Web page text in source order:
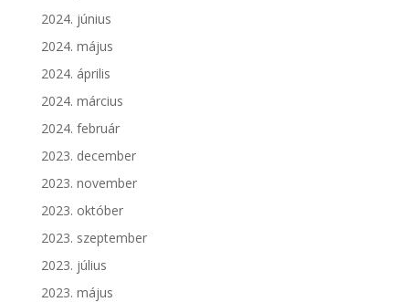
2024. június
2024. május
2024. április
2024. március
2024. február
2023. december
2023. november
2023. október
2023. szeptember
2023. július
2023. május